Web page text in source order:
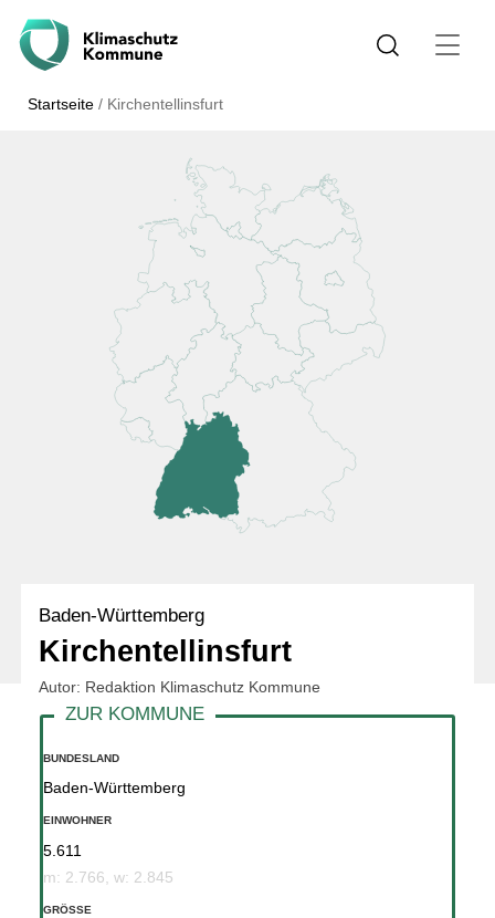
Startseite / Kirchentellinsfurt
Baden-Württemberg
Kirchentellinsfurt
Autor: Redaktion Klimaschutz Kommune
BUNDESLAND
Baden-Württemberg
EINWOHNER
5.611
m: 2.766, w: 2.845
GRÖSSE